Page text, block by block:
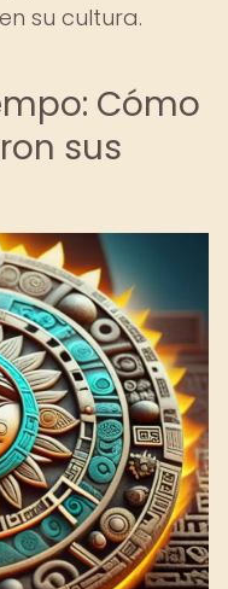
su cultura.
Cómo
sus